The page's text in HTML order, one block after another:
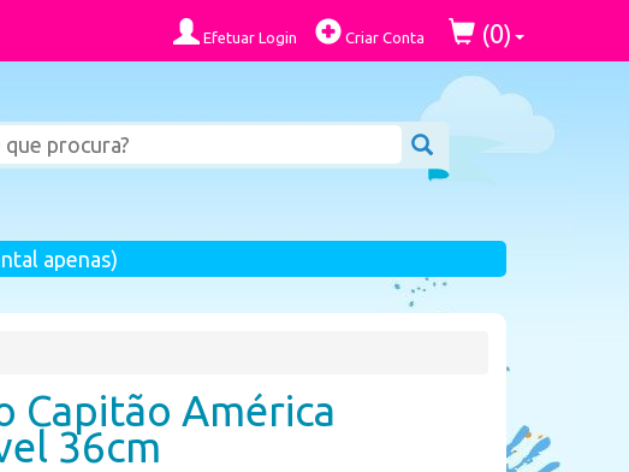
Efetuar Login Criar Conta (0)
apenas)
Capitão América
36cm